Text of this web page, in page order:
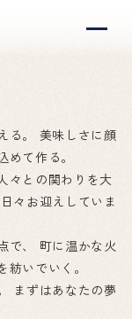
。
美味しさに顔
て作る。
々との関わりを大
々お迎えしていま
、
町に温かな火
いでいく。
まずはあなたの夢